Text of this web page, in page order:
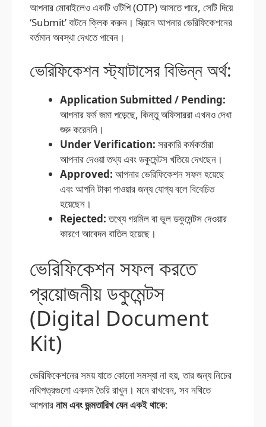
আপনার মোবাইলেও একটি ওটিপি (OTP) আসতে পারে, সেটি দিয়ে
‘Submit’ বাটনে ক্লিক করুন। স্ক্রিনে আপনার ভেরিফিকেশনের
বর্তমান অবস্থা দেখতে পাবেন।
ভেরিফিকেশন স্ট্যাটাসের বিভিন্ন অর্থ:
Application Submitted / Pending:
আপনার ফর্ম জমা পড়েছে, কিন্তু অফিসাররা এখনও দেখা
শুরু করেননি।
Under Verification: সরকারি কর্মকর্তারা
আপনার দেওয়া তথ্য এবং ডকুমেন্টস খতিয়ে দেখছেন।
Approved: আপনার ভেরিফিকেশন সফল হয়েছে
এবং আপনি টাকা পাওয়ার জন্য যোগ্য বলে বিবেচিত
হয়েছেন।
Rejected:তথ্যে গরমিল বা ভুল ডকুমেন্টস দেওয়ার
কারণে আবেদন বাতিল হয়েছে।
ভেরিফিকেশন সফল করতে
প্রয়োজনীয় ডকুমেন্টস
(Digital Document
Kit)
ভেরিফিকেশনের সময় যাতে কোনো সমস্যা না হয়, তার জন্য নিচের
নথিপত্রগুলো একদম তৈরি রাখুন। মনে রাখবেন, সব নথিতে
আপনারনাম এবং জন্মতারিখ যেন একই থাকে: